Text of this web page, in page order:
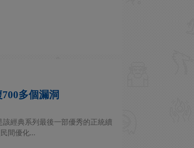
多個漏洞
經典系列最後一部優秀的正統續
間優化...